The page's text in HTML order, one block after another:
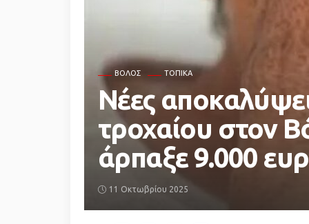
ΒΌΛΟΣ ΤΟΠΙΚΆ
Νέες
τροχαίου στον
άρπαξε 9.000
11 Οκτωβρίου 2025